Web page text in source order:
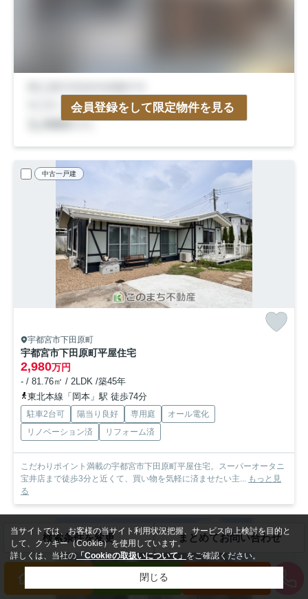
会員登録をして限定物件を見る
中古一戸建
宇都宮市下田原町
宇都宮市下田原町平屋住宅
2,980万円
- / 81.76㎡ / 2LDK /築45年
東北本線「岡本」駅 徒歩74分
駐車2台可 陽当り良好 専用庭
オール電化
リノベーション済
リフォーム済
こだわりポイント満載の宇都宮市下田原町平屋住宅。スーパーオータニ
宝井店まで徒歩3分と近くて、買い物を気軽に済ませたい主... もっと見
る
新築一戸建
検索条件を変更 まとめてお問い合わせ
売りたい方
当サイトでは、お客様の当サイト利用状況把握、サービス向上検討を目的と
して、クッキー（Cookie）を使用しています。
詳しくは、当社の 「Cookieの取扱いについて」 をご確認ください。
閉じる